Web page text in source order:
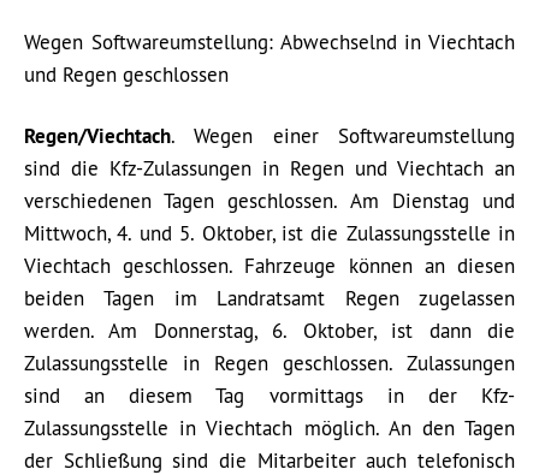
Wegen Softwareumstellung: Abwechselnd in Viechtach
und Regen geschlossen
Regen/Viechtach. Wegen einer Softwareumstellung
sind die Kfz-Zulassungen in Regen und Viechtach an
verschiedenen Tagen geschlossen. Am Dienstag und
Mittwoch, 4. und 5. Oktober, ist die Zulassungsstelle in
Viechtach geschlossen. Fahrzeuge können an diesen
beiden Tagen im Landratsamt Regen zugelassen
werden. Am Donnerstag, 6. Oktober, ist dann die
Zulassungsstelle in Regen geschlossen. Zulassungen
sind an diesem Tag vormittags in der Kfz-
Zulassungsstelle in Viechtach möglich. An den Tagen
der Schließung sind die Mitarbeiter auch telefonisch